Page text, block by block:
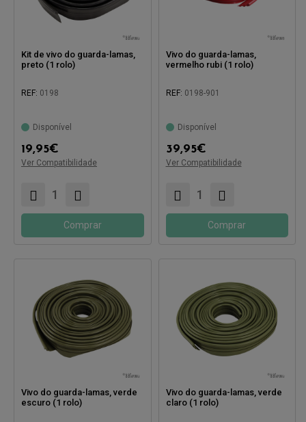
Kit de vivo do guarda-lamas,
preto (1 rolo)
REF: 0198
Disponível
19,95€
Ver Compatibilidade
Compatível com:
Comprar
Vivo do guarda-lamas,
vermelho rubi (1 rolo)
REF: 0198-901
Disponível
39,95€
Ver Compatibilidade
Compatível com:
Comprar
Vivo do guarda-lamas, verde
escuro (1 rolo)
Vivo do guarda-lamas, verde
claro (1 rolo)